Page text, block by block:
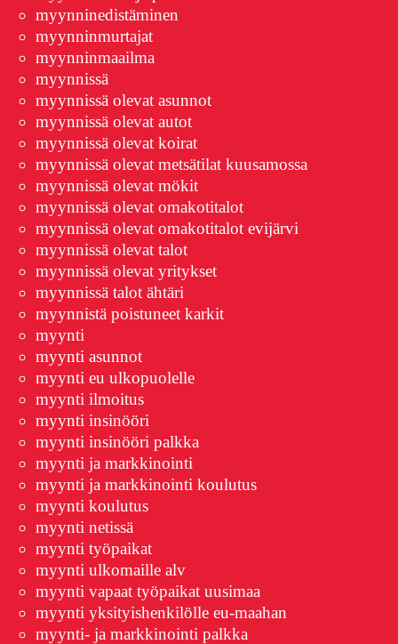
myynninedistäminen
myynninmurtajat
myynninmaailma
myynnissä
myynnissä olevat asunnot
myynnissä olevat autot
myynnissä olevat koirat
myynnissä olevat metsätilat kuusamossa
myynnissä olevat mökit
myynnissä olevat omakotitalot
myynnissä olevat omakotitalot evijärvi
myynnissä olevat talot
myynnissä olevat yritykset
myynnissä talot ähtäri
myynnistä poistuneet karkit
myynti
myynti asunnot
myynti eu ulkopuolelle
myynti ilmoitus
myynti insinööri
myynti insinööri palkka
myynti ja markkinointi
myynti ja markkinointi koulutus
myynti koulutus
myynti netissä
myynti työpaikat
myynti ulkomaille alv
myynti vapaat työpaikat uusimaa
myynti yksityishenkilölle eu-maahan
myynti- ja markkinointi palkka